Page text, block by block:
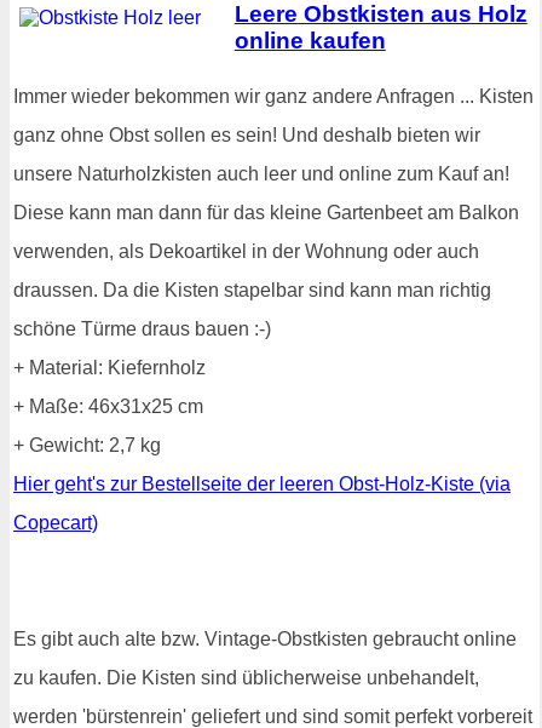
Leere Obstkisten aus Holz
online kaufen
Immer wieder bekommen wir ganz andere Anfragen ... Kisten
ganz ohne Obst sollen es sein! Und deshalb bieten wir
unsere Naturholzkisten auch leer und online zum Kauf an!
Diese kann man dann für das kleine Gartenbeet am Balkon
verwenden, als Dekoartikel in der Wohnung oder auch
draussen. Da die Kisten stapelbar sind kann man richtig
schöne Türme draus bauen :-)
+ Material: Kiefernholz
+ Maße: 46x31x25 cm
+ Gewicht: 2,7 kg
Hier geht's zur Bestellseite der leeren Obst-Holz-Kiste (via
Copecart)
Es gibt auch alte bzw. Vintage-Obstkisten gebraucht online
zu kaufen. Die Kisten sind üblicherweise unbehandelt,
werden 'bürstenrein' geliefert und sind somit perfekt vorbereit